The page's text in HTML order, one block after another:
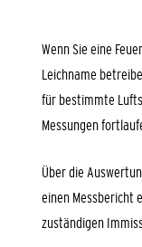
Wenn Sie eine
Leichname
für bestimmte
Messungen
Über die
einen Messbericht
zuständigen